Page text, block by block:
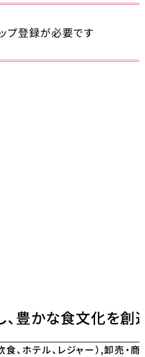
プ登録が必要です
豊かな食文化を創
、ホテル、レジャー） ,卸売・商